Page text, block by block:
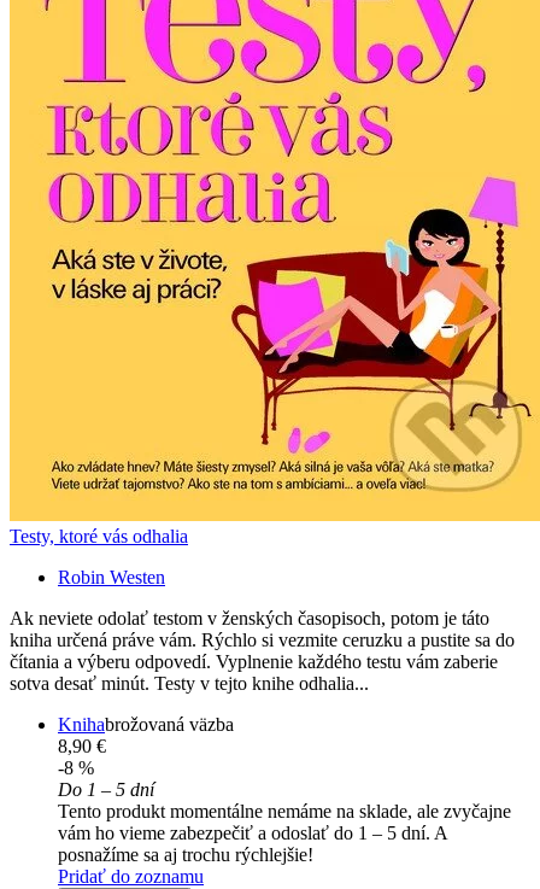
Testy, ktoré vás odhalia
Robin Westen
Ak neviete odolať testom v ženských časopisoch, potom je táto
kniha určená práve vám. Rýchlo si vezmite ceruzku a pustite sa do
čítania a výberu odpovedí. Vyplnenie každého testu vám zaberie
sotva desať minút. Testy v tejto knihe odhalia...
Knihabrožovaná väzba
8,90 €
-8 %
Do 1 – 5 dní
Tento produkt momentálne nemáme na sklade, ale zvyčajne
vám ho vieme zabezpečiť a odoslať do 1 – 5 dní. A
posnažíme sa aj trochu rýchlejšie!
Pridať do zoznamu